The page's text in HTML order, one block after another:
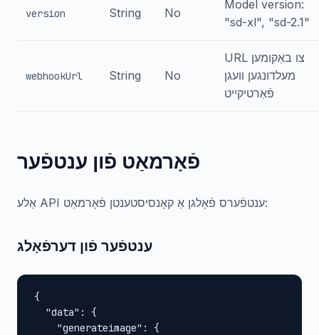
version String No
Model version:
"sd-xl", "sd-2.1"
webhookUrl String No
URL צו באַקומען
מעלדונגען וועגן
פֿאַרטיקייט
פֿאָרמאַט פֿון ענטפֿער
אַלע API ענטפֿערס פֿאָלגן אַ קאָנסיסטענטן פֿאָרמאַט:
ענטפֿער פֿון דערפֿאָלג
{
  "data": {
    "generateimage": {